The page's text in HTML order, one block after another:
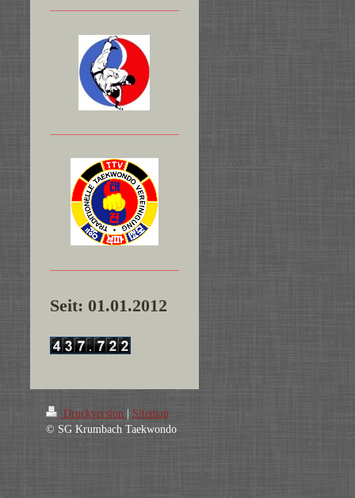
Seit: 01.01.2012
Druckversion | Sitemap
© SG Krumbach Taekwondo